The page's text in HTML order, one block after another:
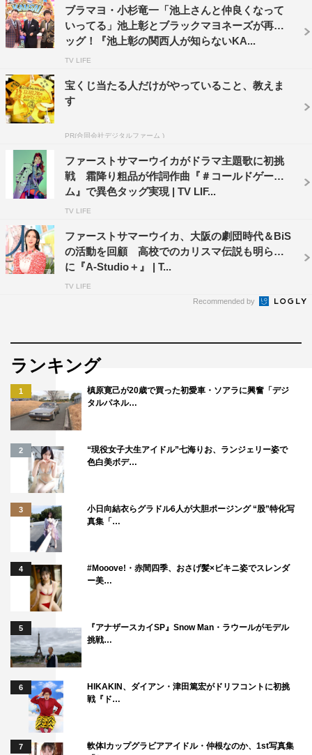
教育問題に関しては、スタジオがヒートアップ。「友達
同士をあだ名で呼び合うこと」や「授業が始まるときの起
立・礼」などの一昔前の学校では当たり前だったことが禁
止されているという事実に、驚きを隠せない昭和世代のゲ
スト陣。どこか寂しさも感じる令和の学校事情に、ブラッ
クマヨネーズ・吉田敬が出したナイスな提案を発表する。
収録後、ブラックマヨネーズ・小杉竜一は「ちいさい世
界の問題が大きい世界の問題につながっているということ
が分かりましたね」と振り返り、橋下は「面白かったです
ね。真面目な番組なのか、ふざけている番組なのか
（笑）。でも、小難しい議論をするときに、とっかかりが
ちいさな問題から入るのは議論しやすいですよね。今日こ
論ができました」と。ほんこんも「ええ議論をさせてもら
った。こういうことが国会で議論されたらいいなと思いま
す」と語った。
さらに、このメンバーの共演に関して吉田は「昨日でき
ものを切って20針縫ったんで、このメンバーで収録するの
ちょっと嫌やったんですけど、無事終わって良かったで
す。俺らほとんど後輩層で、ちょっとストレスかかるメン
バーなんで」と笑いを誘った。
『ブラマヨ・橋下・モモコが斬る！ちいさな世界の大きな
問題 in KANSAI』
カンテレ（関西ローカル）
2020年1月5日（日）後4・00～5・30
MC：ブラックマヨネーズ
ゲスト：橋下徹、ハイヒールモモコ、ほんこん、ファース
トサマーウイカ
ブラマヨ・小杉竜一「池上さんと仲良くなって
いってる」池上彰とブラックマヨネーズが再タ
ッグ！『池上彰の関西人が知らないKA...
TV LIFE
宝くじ当たる人だけがやっていること、教えま
す
PR(合同会社デジタルファーム )
ファーストサマーウイカがドラマ主題歌に初挑
戦 霜降り粗品が作詞作曲『＃コールドゲー
ム』で異色タッグ実現 | TV LIF...
TV LIFE
ファーストサマーウイカ、大阪の劇団時代＆BiS
の活動を回顧 高校でのカリスマ伝説も明らか
に『A-Studio＋』 | T...
TV LIFE
Recommended by
ランキング
1
槙原寛己が20歳で買った初愛車・ソアラに興奮「デジ
タルパネル…
2
“現役女子大生アイドル”七海りお、ランジェリー姿で
色白美ボデ…
3
小日向結衣らグラドル6人が大胆ポージング “股”特化写
真集「…
4
#Mooove!・赤間四季、おさげ髪×ビキニ姿でスレンダ
ー美…
5
『アナザースカイSP』Snow Man・ラウールがモデル
挑戦…
6
HIKAKIN、ダイアン・津田篤宏がドリフコントに初挑
戦『ド…
7
軟体Iカップグラビアアイドル・仲根なのか、1st写真集